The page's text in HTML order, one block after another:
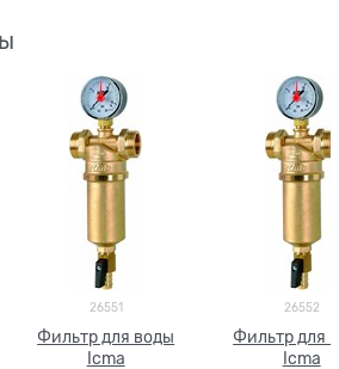
26551
Фильтр для воды
Icma
26552
Фильтр для
Icma